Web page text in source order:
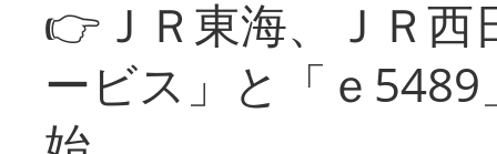
👉ＪＲ東海、ＪＲ
ービス」と「ｅ